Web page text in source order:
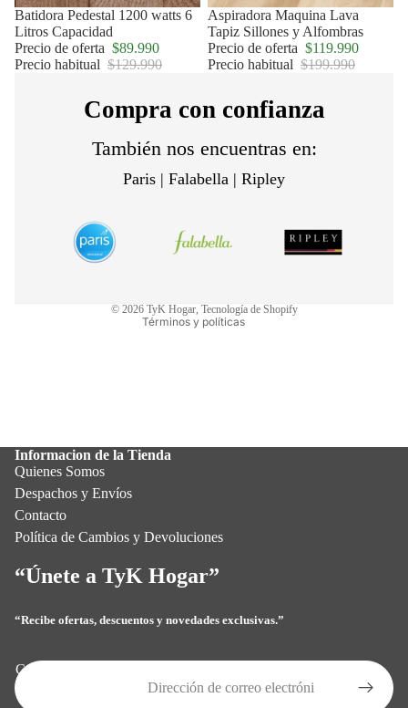
Oferta
Batidora Pedestal 1200 watts 6
Litros Capacidad
Precio de oferta $89.990
Precio habitual $129.990
Oferta
Aspiradora Maquina Lava
Tapiz Sillones y Alfombras
Precio de oferta $119.990
Precio habitual $199.990
Compra con confianza
También nos encuentras en:
Paris | Falabella | Ripley
© 2026 TyK Hogar, Tecnología de Shopify
Términos y políticas
Política de reembolso
Términos del servicio
Informacion de la Tienda
Quienes Somos
Despachos y Envíos
Contacto
Política de Cambios y Devoluciones
“Únete a TyK Hogar”
“Recibe ofertas, descuentos y novedades exclusivas.”
Correo electrónico
Política de privacidad